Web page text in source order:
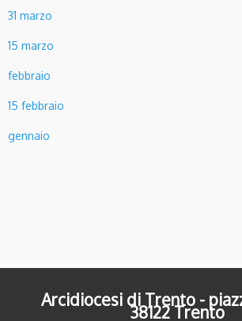
31 marzo
15 marzo
febbraio
15 febbraio
gennaio
Arcidiocesi di Trento -
38122 Trento